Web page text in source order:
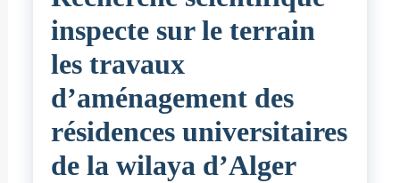
inspecte sur le terrain
les travaux
d’aménagement des
résidences universitaires
de la wilaya d’Alger